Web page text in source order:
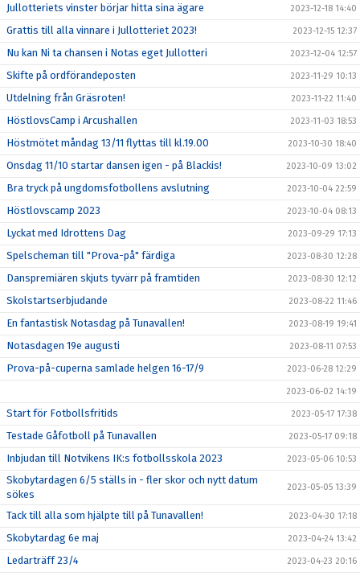
Jullotteriets vinster börjar hitta sina ägare 2023-12-18 14:40
Grattis till alla vinnare i Jullotteriet 2023! 2023-12-15 12:37
Nu kan Ni ta chansen i Notas eget Jullotteri 2023-12-04 12:57
Skifte på ordförandeposten 2023-11-29 10:13
Utdelning från Gräsroten! 2023-11-22 11:40
HöstlovsCamp i Arcushallen 2023-11-03 18:53
Höstmötet måndag 13/11 flyttas till kl.19.00 2023-10-30 18:40
Onsdag 11/10 startar dansen igen - på Blackis! 2023-10-09 13:02
Bra tryck på ungdomsfotbollens avslutning 2023-10-04 22:59
Höstlovscamp 2023 2023-10-04 08:13
Lyckat med Idrottens Dag 2023-09-29 17:13
Spelscheman till "Prova-på" färdiga 2023-08-30 12:28
Danspremiären skjuts tyvärr på framtiden 2023-08-30 12:12
Skolstartserbjudande 2023-08-22 11:46
En fantastisk Notasdag på Tunavallen! 2023-08-19 19:41
Notasdagen 19e augusti 2023-08-11 07:53
Prova-på-cuperna samlade helgen 16-17/9 2023-06-28 12:29
2023-06-02 14:19
Start för Fotbollsfritids 2023-05-17 17:38
Testade Gåfotboll på Tunavallen 2023-05-17 09:18
Inbjudan till Notvikens IK:s fotbollsskola 2023 2023-05-06 10:53
Skobytardagen 6/5 ställs in - fler skor och nytt datum
sökes
2023-05-05 13:39
Tack till alla som hjälpte till på Tunavallen! 2023-04-30 17:18
Skobytardag 6e maj 2023-04-24 13:42
Ledarträff 23/4 2023-04-23 20:16